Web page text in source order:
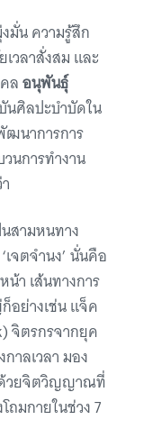
มั่น ความรู้สึก
วลาสั่งสม และ
ลอนุพันธุ์
นศิลปะบำบัดใน
นาการการ
นการทำงาน
สามหนทาง
จตจำนง’ นั่นคือ
า เส้นทางการ
อย่างเช่น แจ็ค
จิตรกรจากยุค
าลเวลา มอง
วยจิตวิญญาณที่
ถมกายในช่วง 7